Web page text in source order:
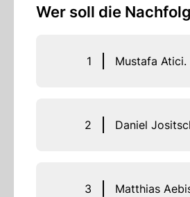
Wer soll die
1 Mustafa Atici.
2 Daniel
3 Matthias